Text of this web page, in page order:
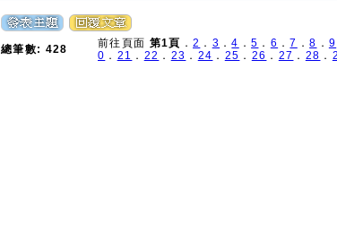
總筆數: 428 前往頁面 第1頁 ．2 ． 3 ．4 ．5 ． 6 ．7 ．8 ． 9
0 ． 21 ． 22 ． 23 ． 24 ． 25 ． 26 ． 27 ． 28 ．